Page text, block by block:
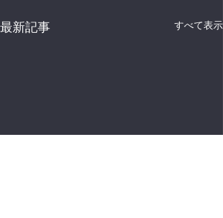
最新記事 すべて表示